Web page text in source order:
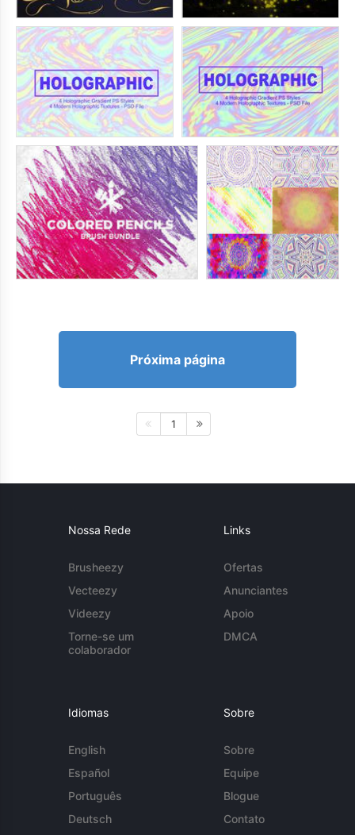
Próxima página
1
Nossa Rede
Brusheezy
Vecteezy
Videezy
Torne-se um
colaborador
Links
Ofertas
Anunciantes
Apoio
DMCA
Idiomas
English
Español
Português
Deutsch
Sobre
Sobre
Equipe
Blogue
Contato